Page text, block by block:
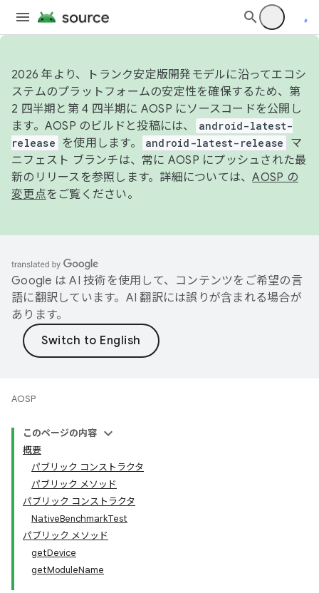
2026 年より、トランク安定版開発モデルに沿ってエコシ
ステムのプラットフォームの安定性を確保するため、第
2 四半期と第 4 四半期に AOSP にソースコードを公開し
ます。AOSP のビルドと投稿には、
android-latest-
release
を使用します。 android-latest-release
マ
ニフェスト ブランチは、常に AOSP にプッシュされた最
新のリリースを参照します。詳細については、AOSP の
変更点をご覧ください。
Google は AI 技術を使用して、コンテンツをご希望の言
語に翻訳しています。AI 翻訳には誤りが含まれる場合が
あります。
AOSP
このページの内容
概要
パブリック コンストラクタ
パブリック メソッド
パブリック コンストラクタ
NativeBenchmarkTest
パブリック メソッド
getDevice
getModuleName